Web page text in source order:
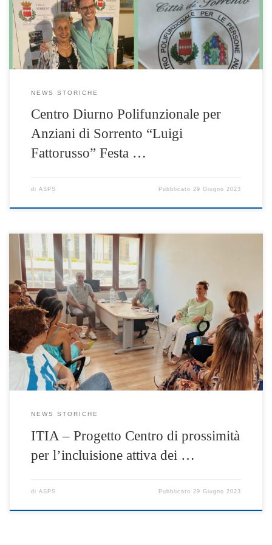
dell’espressione delle diverse attività realizzate durante
l’anno. Instancabile […]
NEWS STORICHE
Centro Diurno Polifunzionale per
Anziani di Sorrento “Luigi
Fattorusso” Festa …
di ASPS Pubblicato29 Giugno 2023
Oggi, 28.06.2023, presso la sede dell’ASPS, si è tenuto l’incontro
operativo di closing e valutazione dell’impatto degli
interventi sul territorio con gli Enti partners di progetto.
Un’occasione importante di incontro e confronto, ma anche di
preparazione di appositi #eventi per la restituzione alla
cittadinanza dei risultati del progetto.
NEWS STORICHE
ITIA – Progetto Centro di prossimità
per l’incluisione attiva dei …
di ASPS Pubblicato 29 Giugno 2023